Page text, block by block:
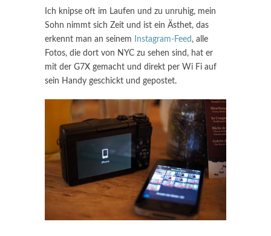
Ich knipse oft im Laufen und zu unruhig, mein
Sohn nimmt sich Zeit und ist ein Ästhet, das
erkennt man an seinem
Instagram-Feed , alle
Fotos, die dort von NYC zu sehen sind, hat er
mit der G7X gemacht und direkt per Wi Fi auf
sein Handy geschickt und gepostet.